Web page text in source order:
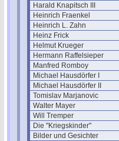
Harald Knapitsch III
Heinrich Fraenkel
Heinrich L. Zahn
Heinz Frick
Helmut Krueger
Hermann Raffelsieper
Manfred Romboy
Michael Hausdörfer I
Michael Hausdörfer II
Tomislav Marjanovic
Walter Mayer
Will Tremper
Die "Kriegskinder"
Bilder und Gesichter